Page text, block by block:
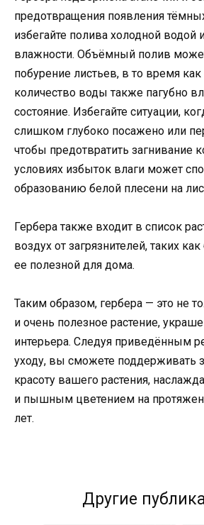
предотвращения появления
избегайте полива холодной водой
влажности. Объёмный полив
побурение листьев, в то время как
количество воды также пагубно
состояние. Избегайте ситуации,
слишком глубоко посажено или
чтобы предотвратить загнивание
условиях избыток влаги может
образованию белой плесени на
Гербера также входит в список
воздух от загрязнителей, таких
ее полезной для дома.
Таким образом, гербера — это не
и очень полезное растение,
интерьера. Следуя приведённым
уходу, вы сможете поддерживать
красоту вашего растения,
и пышным цветением на
лет.
Другие